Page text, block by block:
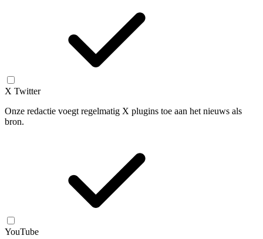
X Twitter
Onze redactie voegt regelmatig X plugins toe aan het nieuws als
bron.
YouTube